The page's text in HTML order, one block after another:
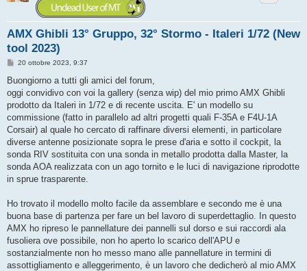
AMX Ghibli 13° Gruppo, 32° Stormo - Italeri 1/72 (New
tool 2023)
M
s
a
g
i
o
20 ottobre 2023, 9:37
Buongiorno a tutti gli amici del forum,
oggi convidivo con voi la gallery (senza wip) del mio primo AMX Ghibli
prodotto da Italeri in 1/72 e di recente uscita. E' un modello su
commissione (fatto in parallelo ad altri progetti quali F-35A e F4U-1A
Corsair) al quale ho cercato di raffinare diversi elementi, in particolare
diverse antenne posizionate sopra le prese d'aria e sotto il cockpit, la
sonda RIV sostituita con una sonda in metallo prodotta dalla Master, la
sonda AOA realizzata con un ago tornito e le luci di navigazione riprodotte
in sprue trasparente.
Ho trovato il modello molto facile da assemblare e secondo me è una
buona base di partenza per fare un bel lavoro di superdettaglio. In questo
AMX ho ripreso le pannellature dei pannelli sul dorso e sui raccordi ala
fusoliera ove possibile, non ho aperto lo scarico dell'APU e
sostanzialmente non ho messo mano alle pannellature in termini di
assottigliamento e alleggerimento, è un lavoro che dedicherò al mio AMX